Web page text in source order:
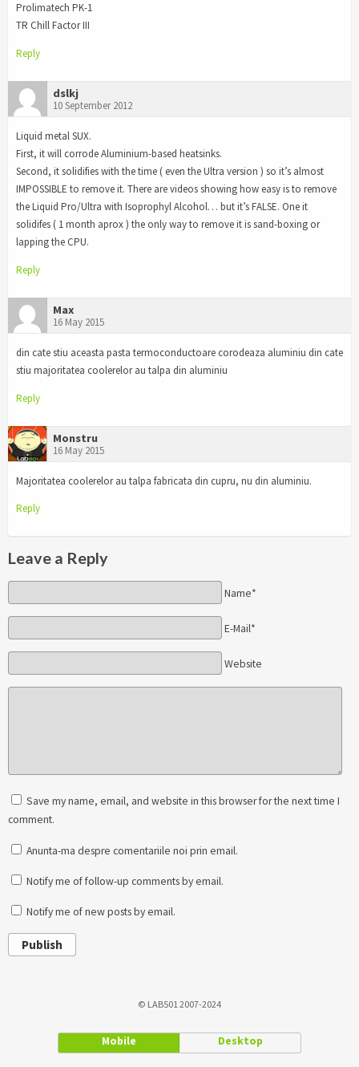
Prolimatech PK-1
TR Chill Factor III
Reply
dslkj
10 September 2012
Liquid metal SUX.
First, it will corrode Aluminium-based heatsinks.
Second, it solidifies with the time ( even the Ultra version ) so it’s almost
IMPOSSIBLE to remove it. There are videos showing how easy is to remove
the Liquid Pro/Ultra with Isoprophyl Alcohol… but it’s FALSE. One it
solidifes ( 1 month aprox ) the only way to remove it is sand-boxing or
lapping the CPU.
Reply
Max
16 May 2015
din cate stiu aceasta pasta termoconductoare corodeaza aluminiu din cate
stiu majoritatea coolerelor au talpa din aluminiu
Reply
Monstru
16 May 2015
Majoritatea coolerelor au talpa fabricata din cupru, nu din aluminiu.
Reply
Leave a Reply
Name*
E-Mail*
Website
Save my name, email, and website in this browser for the next time I
comment.
Anunta-ma despre comentariile noi prin email.
Notify me of follow-up comments by email.
Notify me of new posts by email.
Publish
© LAB501 2007-2024
Mobile Desktop